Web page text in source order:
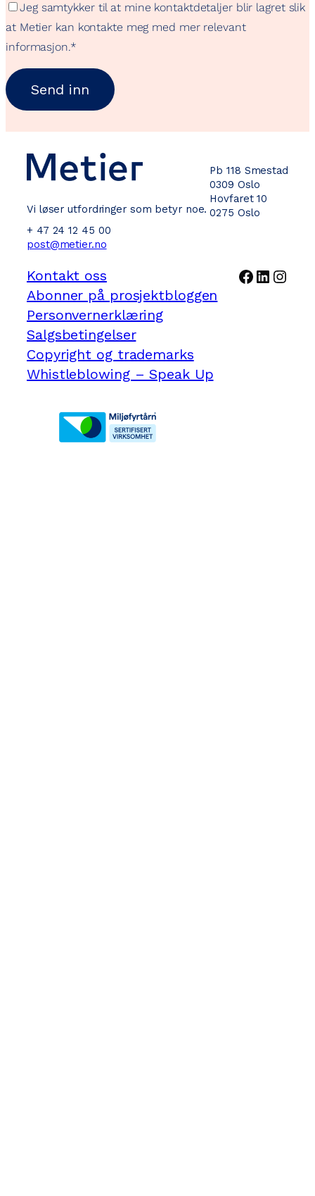
Jeg samtykker til at mine kontaktdetaljer blir lagret slik
at Metier kan kontakte meg med mer relevant
informasjon.*
Vi løser utfordringer som betyr noe.
+ 47 24 12 45 00
post@metier.no
Pb 118 Smestad
0309 Oslo
Hovfaret 10
0275 Oslo
Kontakt oss
Abonner på prosjektbloggen
Personvernerklæring
Salgsbetingelser
Copyright og trademarks
Whistleblowing – Speak Up
Facebook